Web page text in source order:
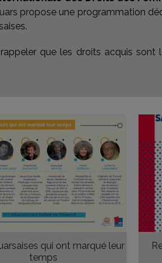
propose une programmation
que les droits acquis
qui ont marqué leur
temps